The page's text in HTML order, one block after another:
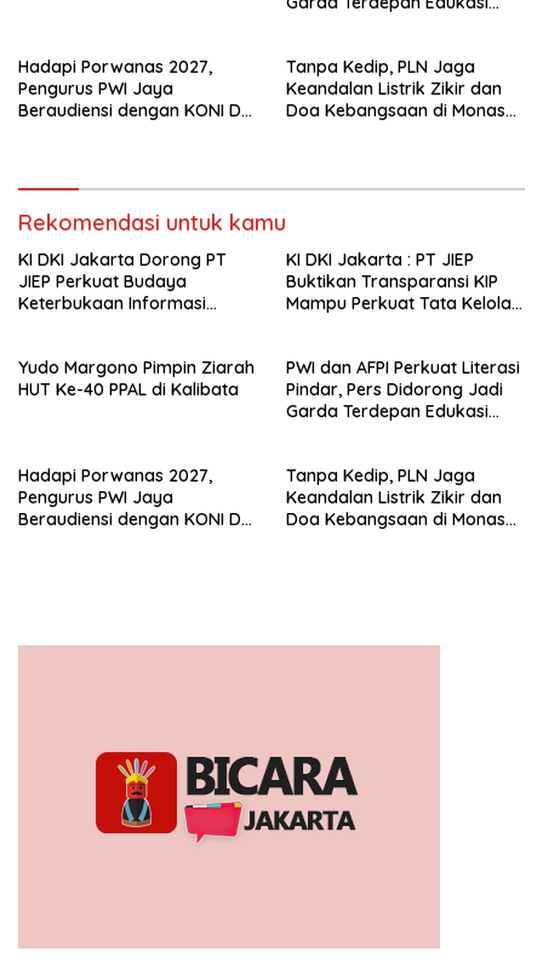
Hadapi Porwanas 2027,
Pengurus PWI Jaya
Beraudiensi dengan KONI DKI
Tanpa Kedip, PLN Jaga
Keandalan Listrik Zikir dan
Doa Kebangsaan di Monas
Rekomendasi untuk kamu
KI DKI Jakarta Dorong PT
JIEP Perkuat Budaya
Keterbukaan Informasi
KI DKI Jakarta : PT JIEP
Buktikan Transparansi KIP
Mampu Perkuat Tata Kelola
Yudo Margono Pimpin Ziarah
HUT Ke-40 PPAL di Kalibata
PWI dan AFPI Perkuat Literasi
Pindar, Pers Didorong Jadi
Garda Terdepan Edukasi
Hadapi Porwanas 2027,
Pengurus PWI Jaya
Beraudiensi dengan KONI DKI
Tanpa Kedip, PLN Jaga
Keandalan Listrik Zikir dan
Doa Kebangsaan di Monas